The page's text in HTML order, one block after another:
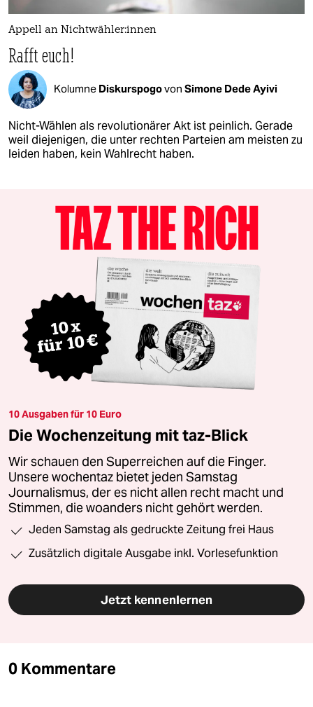
Appell an Nicht­wäh­le­r:in­nen
Rafft euch!
Kolumne Diskurspogovon Simone Dede Ayivi
Nicht-Wählen als revolutionärer Akt ist peinlich. Gerade
weil diejenigen, die unter rechten Parteien am meisten zu
leiden haben, kein Wahlrecht haben.
10 Ausgaben für 10 Euro
Die Wochenzeitung mit taz-Blick
Wir schauen den Superreichen auf die Finger.
Unsere wochentaz bietet jeden Samstag
Journalismus, der es nicht allen recht macht und
Stimmen, die woanders nicht gehört werden.
Jeden Samstag als gedruckte Zeitung frei Haus
Zusätzlich digitale Ausgabe inkl. Vorlesefunktion
Jetzt kennenlernen
0 Kommentare